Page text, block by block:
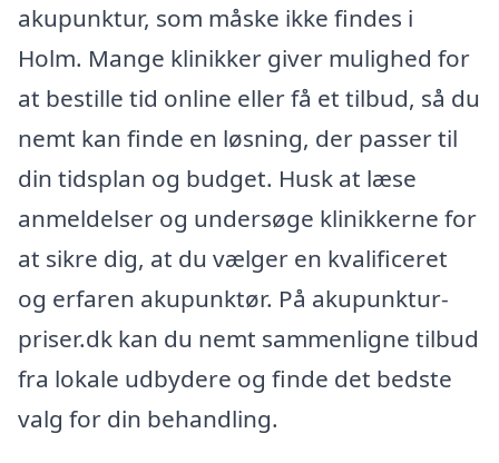
akupunktur, som måske ikke findes i
Holm. Mange klinikker giver mulighed for
at bestille tid online eller få et tilbud, så du
nemt kan finde en løsning, der passer til
din tidsplan og budget. Husk at læse
anmeldelser og undersøge klinikkerne for
at sikre dig, at du vælger en kvalificeret
og erfaren akupunktør. På akupunktur-
priser.dk kan du nemt sammenligne tilbud
fra lokale udbydere og finde det bedste
valg for din behandling.